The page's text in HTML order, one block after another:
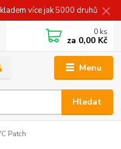
více jak 5000 druhů
Menu
Hledat
0 ks
za 0,00 Kč
Patch